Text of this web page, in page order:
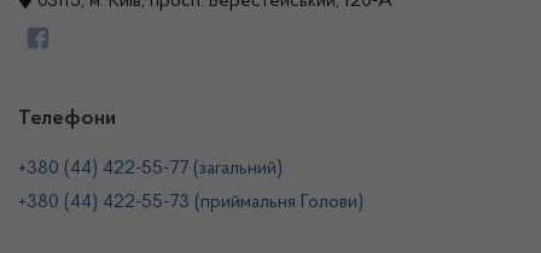
Телефони
+380 (44) 422-55-77 (загальний)
+380 (44) 422-55-73 (приймальня Голови)